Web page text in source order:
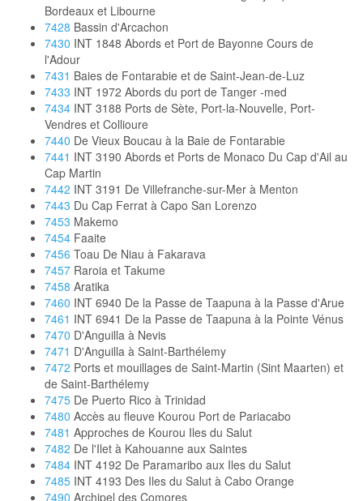
Bordeaux et Libourne
7428 Bassin d'Arcachon
7430 INT 1848 Abords et Port de Bayonne Cours de
l'Adour
7431 Baies de Fontarabie et de Saint-Jean-de-Luz
7433 INT 1972 Abords du port de Tanger -med
7434 INT 3188 Ports de Sète, Port-la-Nouvelle, Port-
Vendres et Collioure
7440 De Vieux Boucau à la Baie de Fontarabie
7441 INT 3190 Abords et Ports de Monaco Du Cap d'Ail au
Cap Martin
7442 INT 3191 De Villefranche-sur-Mer à Menton
7443 Du Cap Ferrat à Capo San Lorenzo
7453 Makemo
7454 Faaite
7456 Toau De Niau à Fakarava
7457 Raroia et Takume
7458 Aratika
7460 INT 6940 De la Passe de Taapuna à la Passe d'Arue
7461 INT 6941 De la Passe de Taapuna à la Pointe Vénus
7470 D'Anguilla à Nevis
7471 D'Anguilla à Saint-Barthélemy
7472 Ports et mouillages de Saint-Martin (Sint Maarten) et
de Saint-Barthélemy
7475 De Puerto Rico à Trinidad
7480 Accès au fleuve Kourou Port de Pariacabo
7481 Approches de Kourou Iles du Salut
7482 De l'Ilet à Kahouanne aux Saintes
7484 INT 4192 De Paramaribo aux Iles du Salut
7485 INT 4193 Des Iles du Salut à Cabo Orange
7490 Archipel des Comores